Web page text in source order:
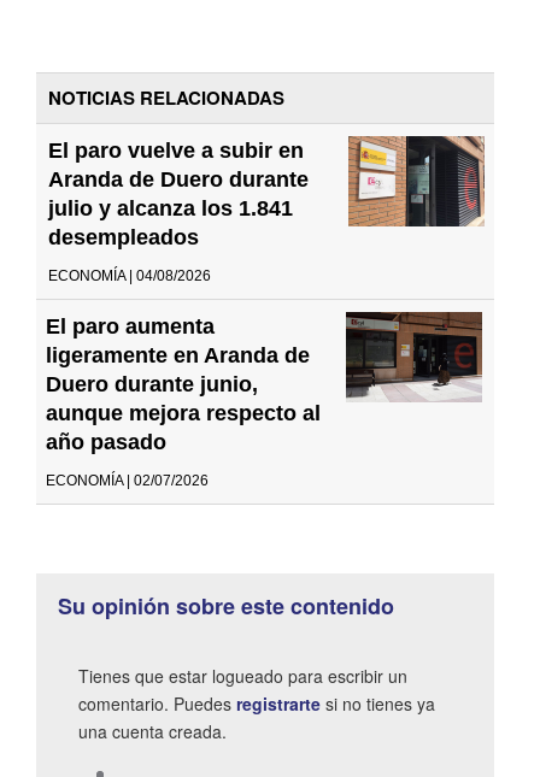
NOTICIAS RELACIONADAS
El paro vuelve a subir en
Aranda de Duero durante
julio y alcanza los 1.841
desempleados
ECONOMÍA | 04/08/2026
El paro aumenta
ligeramente en Aranda de
Duero durante junio,
aunque mejora respecto al
año pasado
ECONOMÍA | 02/07/2026
Su opinión sobre este contenido
Tienes que estar logueado para escribir un
comentario. Puedes registrarte si no tienes ya
una cuenta creada.